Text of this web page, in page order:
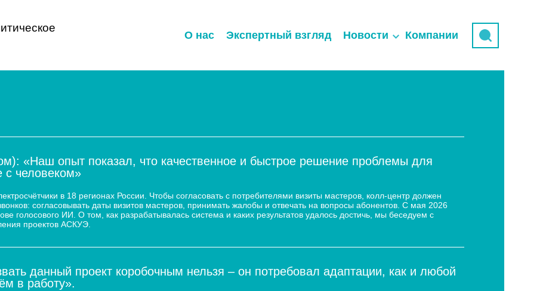
О нас Экспертный взгляд Новости Компании
«Наш опыт показал, что качественное и быстрое решение проблемы для
человеком»
в 18 регионах России. Чтобы согласовать с потребителями визиты мастеров, колл-центр должен
согласовывать даты визитов мастеров, принимать жалобы и отвечать на вопросы абонентов. С мая 2026
голосового ИИ. О том, как разрабатывалась система и каких результатов удалось достичь, мы беседуем с
проектов АСКУЭ.
данный проект коробочным нельзя – он потребовал адаптации, как и любой
в работу».